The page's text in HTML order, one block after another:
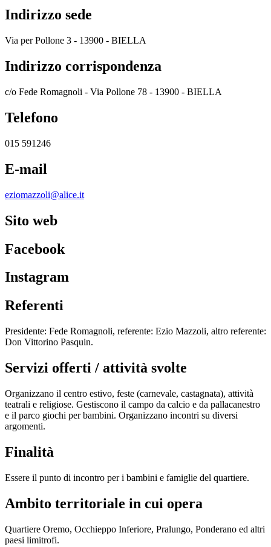
Indirizzo sede
Via per Pollone 3 - 13900 - BIELLA
Indirizzo corrispondenza
c/o Fede Romagnoli - Via Pollone 78 - 13900 - BIELLA
Telefono
015 591246
E-mail
eziomazzoli@alice.it
Sito web
Facebook
Instagram
Referenti
Presidente: Fede Romagnoli, referente: Ezio Mazzoli, altro referente:
Don Vittorino Pasquin.
Servizi offerti / attività svolte
Organizzano il centro estivo, feste (carnevale, castagnata), attività
teatrali e religiose. Gestiscono il campo da calcio e da pallacanestro
e il parco giochi per bambini. Organizzano incontri su diversi
argomenti.
Finalità
Essere il punto di incontro per i bambini e famiglie del quartiere.
Ambito territoriale in cui opera
Quartiere Oremo, Occhieppo Inferiore, Pralungo, Ponderano ed altri
paesi limitrofi.